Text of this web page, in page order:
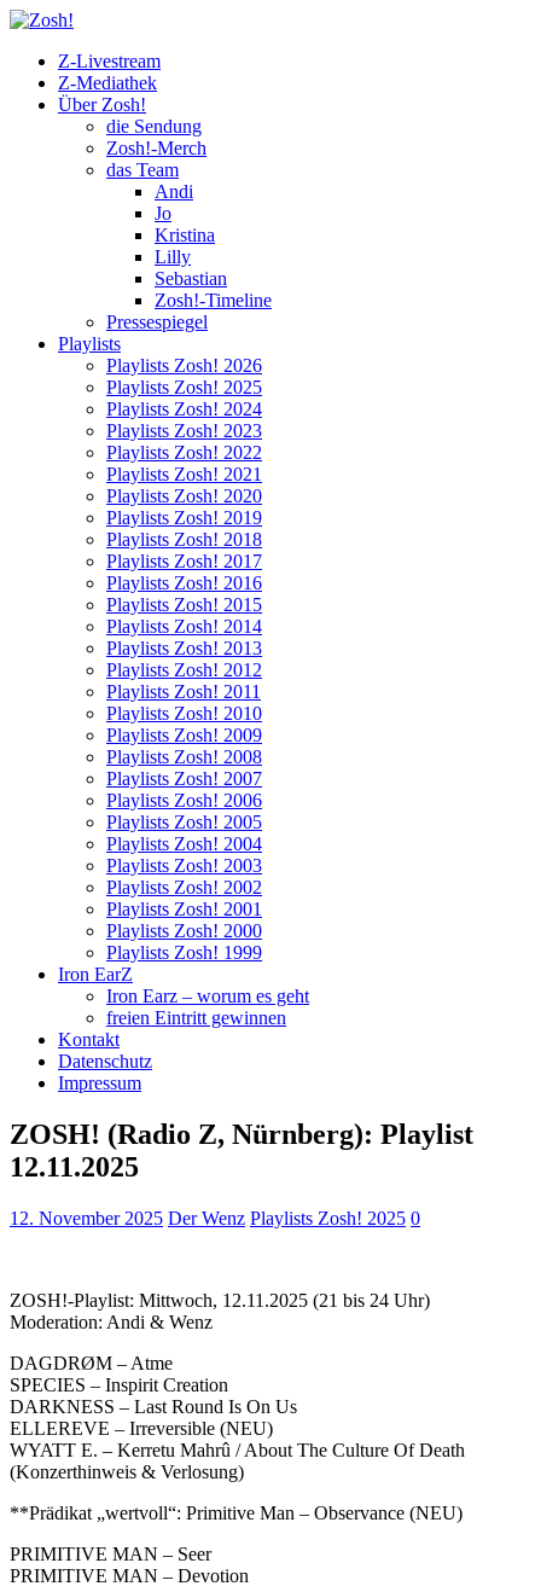
Z-Livestream
Z-Mediathek
Über Zosh!
die Sendung
Zosh!-Merch
das Team
Andi
Jo
Kristina
Lilly
Sebastian
Zosh!-Timeline
Pressespiegel
Playlists
Playlists Zosh! 2026
Playlists Zosh! 2025
Playlists Zosh! 2024
Playlists Zosh! 2023
Playlists Zosh! 2022
Playlists Zosh! 2021
Playlists Zosh! 2020
Playlists Zosh! 2019
Playlists Zosh! 2018
Playlists Zosh! 2017
Playlists Zosh! 2016
Playlists Zosh! 2015
Playlists Zosh! 2014
Playlists Zosh! 2013
Playlists Zosh! 2012
Playlists Zosh! 2011
Playlists Zosh! 2010
Playlists Zosh! 2009
Playlists Zosh! 2008
Playlists Zosh! 2007
Playlists Zosh! 2006
Playlists Zosh! 2005
Playlists Zosh! 2004
Playlists Zosh! 2003
Playlists Zosh! 2002
Playlists Zosh! 2001
Playlists Zosh! 2000
Playlists Zosh! 1999
Iron EarZ
Iron Earz – worum es geht
freien Eintritt gewinnen
Kontakt
Datenschutz
Impressum
ZOSH! (Radio Z, Nürnberg): Playlist
12.11.2025
12. November 2025 Der Wenz Playlists Zosh! 2025 0
ZOSH!-Playlist: Mittwoch, 12.11.2025 (21 bis 24 Uhr)
Moderation: Andi & Wenz
DAGDRØM – Atme
SPECIES – Inspirit Creation
DARKNESS – Last Round Is On Us
ELLEREVE – Irreversible (NEU)
WYATT E. – Kerretu Mahrû / About The Culture Of Death
(Konzerthinweis & Verlosung)
**Prädikat „wertvoll“: Primitive Man – Observance (NEU)
PRIMITIVE MAN – Seer
PRIMITIVE MAN – Devotion